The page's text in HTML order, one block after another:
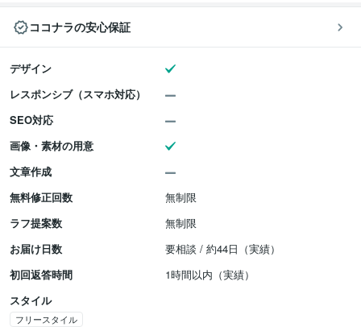
ココナラの安心保証
デザイン
レスポンシブ（スマホ対応）
SEO対応
画像・素材の用意
文章作成
無料修正回数
無制限
ラフ提案数
無制限
お届け日数
要相談 / 約44日（実績）
初回返答時間
1時間以内（実績）
スタイル
フリースタイル